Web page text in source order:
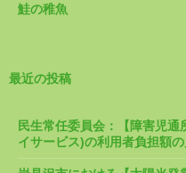
鮭の稚魚
最近の投稿
民生常任委員会：【障害児
イサービス)の利用者負担額